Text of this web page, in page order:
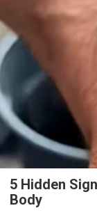
5 Hidden
Body